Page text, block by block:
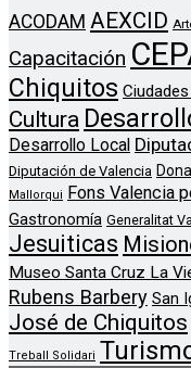
ACODAM AEXCID
Capacitación
Chiquitos
Cultura
Desarrollo Local
Diputación de Valencia
Mallorqui
Fons Valencia
Gastronomía Generalitat
Jesuiticas
Museo Santa Cruz La
Rubens Barbery San
José de Chiquitos
Treball Solidari